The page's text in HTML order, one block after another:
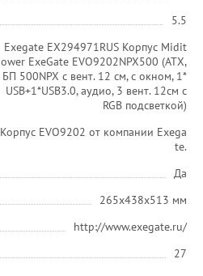
5.5
Exegate EX294971RUS Корпус Midit
ower ExeGate EVO9202NPX500 (ATX,
БП 500NPX с вент. 12 см, с окном, 1*
USB+1*USB3.0, аудио, 3 вент. 12см с
RGB подсветкой)
Корпус EVO9202 от компании Exega
te.
Да
265х438х513 мм
http://www.exegate.ru/
27